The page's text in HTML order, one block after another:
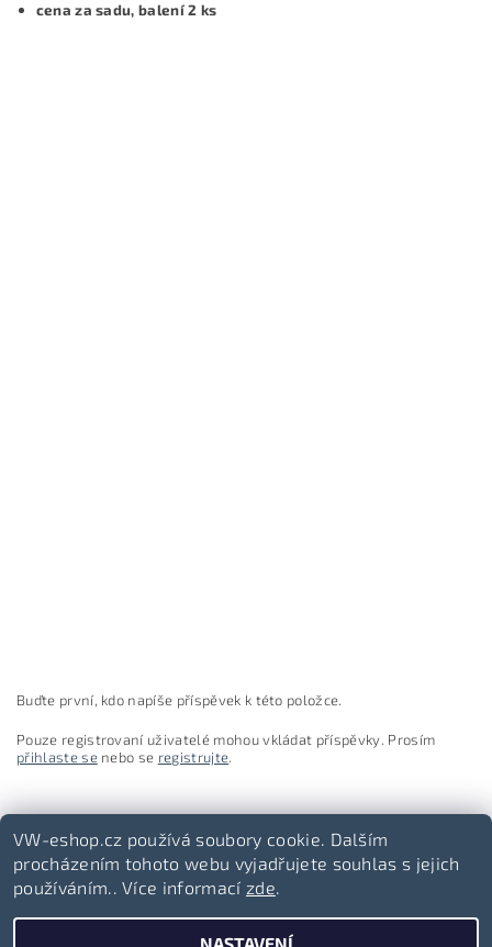
cena za sadu, balení 2 ks
Buďte první, kdo napíše příspěvek k této položce.
Pouze registrovaní uživatelé mohou vkládat příspěvky. Prosím
přihlaste senebo se registrujte.
Volkswagen-lifestyle.cz
VW-eshop.cz používá soubory cookie. Dalším
procházením tohoto webu vyjadřujete souhlas s jejich
používáním.. Více informací zde.